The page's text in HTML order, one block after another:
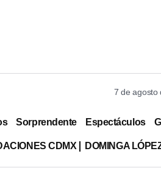
7 de agosto
Sorprendente Espectáculos
CDMX DOMINGA